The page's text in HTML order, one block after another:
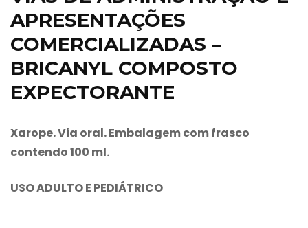
APRESENTAÇÕES
COMERCIALIZADAS –
BRICANYL COMPOSTO
EXPECTORANTE
Xarope. Via oral. Embalagem com frasco
contendo 100 ml.
USO ADULTO E PEDIÁTRICO